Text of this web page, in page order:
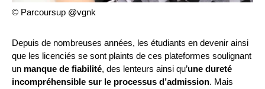
© Parcoursup @vgnk
Depuis de nombreuses années, les étudiants en devenir ainsi
que les licenciés se sont plaints de ces plateformes soulignant
un manque de fiabilité, des lenteurs ainsi qu’une dureté
incompréhensible sur le processus d’admission. Mais